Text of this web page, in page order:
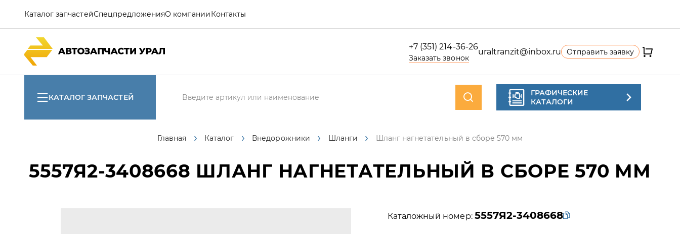
Каталог запчастейСпецпредложенияО компанииКонтакты
+7 (351) 214-36-26
Заказать звонок
uraltranzit@inbox.ru Отправить заявку
КАТАЛОГ ЗАПЧАСТЕЙ
ГРАФИЧЕСКИЕ
КАТАЛОГИ
Главная Каталог Внедорожники Шланги Шланг нагнетательный в сборе 570 мм
5557Я2-3408668 ШЛАНГ НАГНЕТАТЕЛЬНЫЙ В СБОРЕ 570 ММ
Каталожный номер: 5557Я2-3408668